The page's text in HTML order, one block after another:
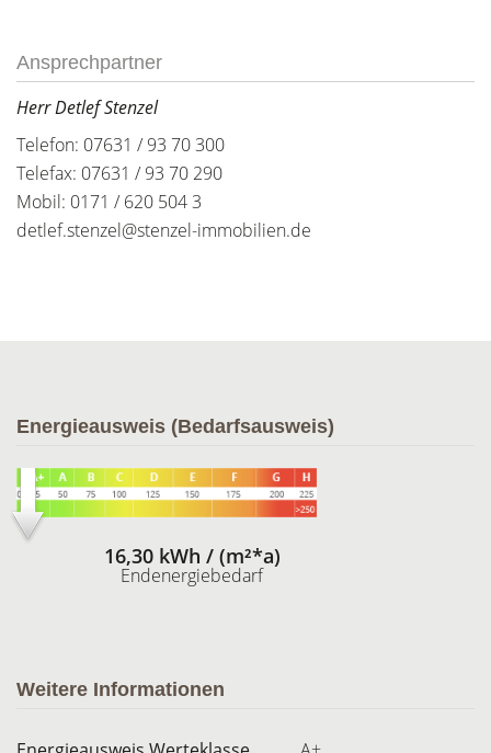
Ansprechpartner
Herr Detlef Stenzel
Telefon: 07631 / 93 70 300
Telefax: 07631 / 93 70 290
Mobil: 0171 / 620 504 3
detlef.stenzel@stenzel-immobilien.de
Energieausweis (Bedarfsausweis)
16,30 kWh / (m²*a)
Endenergiebedarf
Weitere Informationen